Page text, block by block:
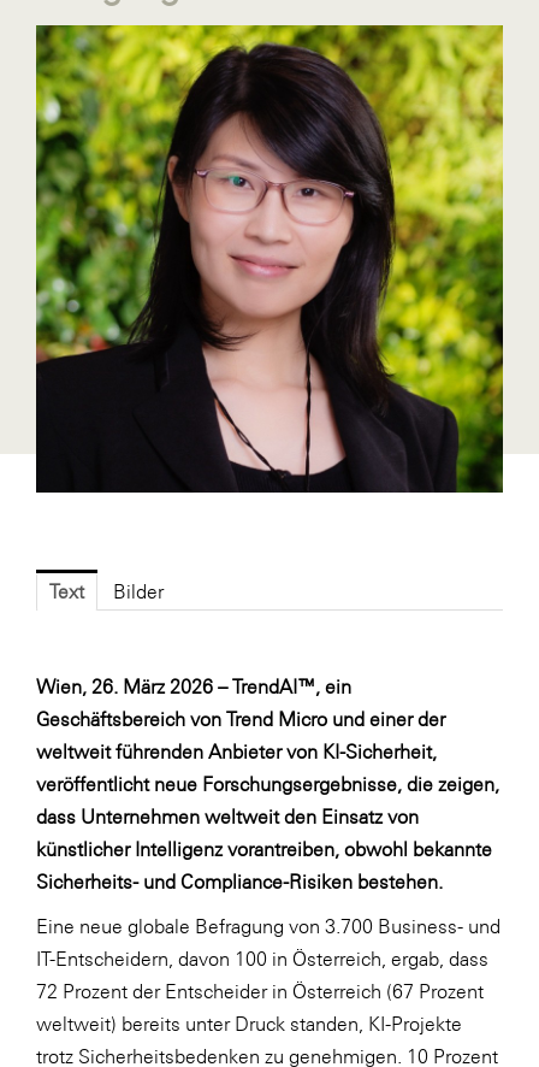
Fressnapf
FRoSTA
FV Energierohstoff & Kraftstoff
Gardena
Gas Connect Austria
GBV - Verband gemeinnütziger
Bauvereinigungen
Getzner Werkstoffe
Heimat Österreich
Johnson & Johnson
JELD-WEN DANA
Libro
Die Menü-Manufaktur
MTH Retail Group
OMV
OptimaMed
PAGRO
PHH Rechtsanwält:innen
Primark
Salesforce
sebamed
Text Bilder
Wien, 26. März 2026 –TrendAI™, ein
Geschäftsbereich von Trend Micro und einer der
weltweit führenden Anbieter von KI-Sicherheit,
veröffentlicht neue Forschungsergebnisse, die zeigen,
dass Unternehmen weltweit den Einsatz von
künstlicher Intelligenz vorantreiben, obwohl bekannte
Sicherheits- und Compliance-Risiken bestehen.
Eine neue globale Befragung von 3.700 Business- und
IT-Entscheidern, davon 100 in Österreich, ergab, dass
72 Prozent der Entscheider in Österreich (67 Prozent
weltweit) bereits unter Druck standen, KI-Projekte
trotz Sicherheitsbedenken zu genehmigen. 10 Prozent